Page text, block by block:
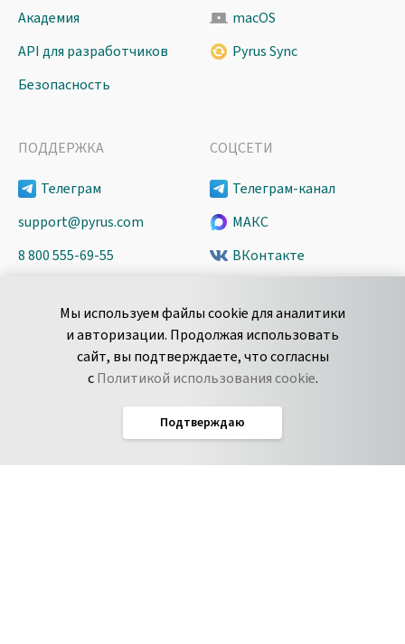
Мы используем файлы cookie для аналитики
и авторизации. Продолжая использовать
сайт, вы подтверждаете, что согласны
сПолитикой использования cookie.
Подтверждаю
Академия
API для разработчиков
Безопасность
macOS
Pyrus Sync
ПОДДЕРЖКА
Телеграм
support@pyrus.com
8 800 555-69-55
пн-пт с 9 до 18 часов (Мск)
Сообщить об
уязвимости
СОЦСЕТИ
Телеграм-канал
МАКС
ВКонтакте
Spark
Дзен
Соглашение об обработке данных